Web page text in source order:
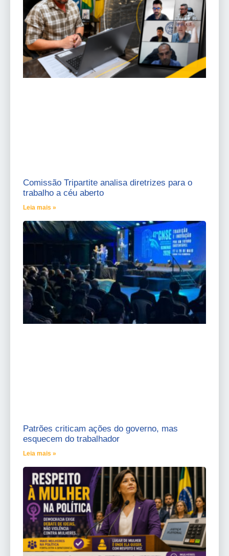
Comissão Tripartite analisa diretrizes para o
trabalho a céu aberto
Leia mais »
Patrões criticam ações do governo, mas
esquecem do trabalhador
Leia mais »